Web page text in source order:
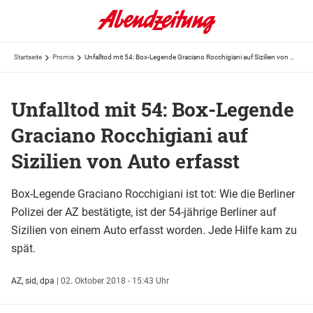
Startseite Promis
Unfalltod mit 54: Box-Legende
Graciano Rocchigiani auf
Sizilien von Auto erfasst
Box-Legende Graciano Rocchigiani ist tot: Wie die Berliner
Polizei der AZ bestätigte, ist der 54-jährige Berliner auf
Sizilien von einem Auto erfasst worden. Jede Hilfe kam zu
spät.
AZ, sid, dpa | 02. Oktober 2018 - 15:43 Uhr